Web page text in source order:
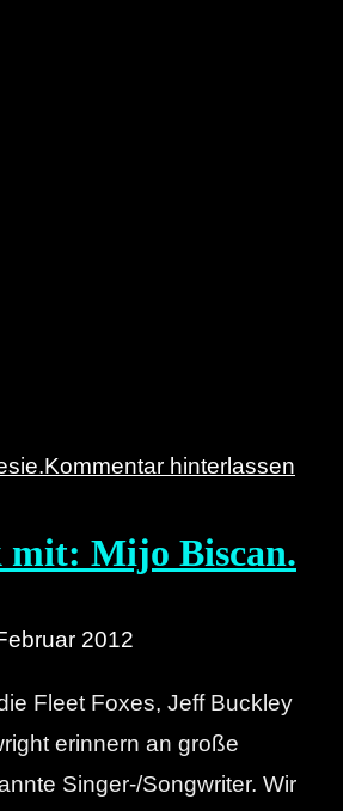
Kommentar hinterlassen
mit: Mijo Biscan.
2012
Fleet Foxes, Jeff Buckley
erinnern an große
Singer-/Songwriter. Wir